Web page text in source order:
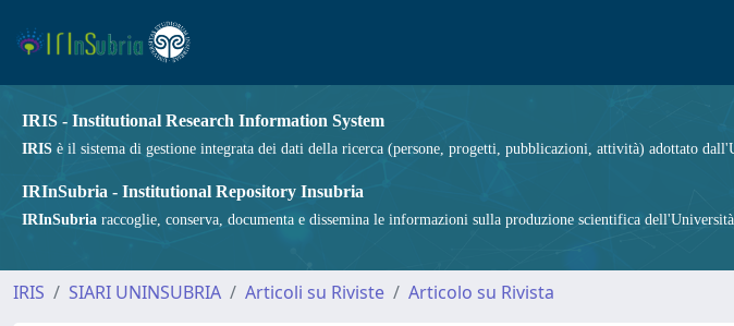
IRIS - Institutional Research Information System
IRIS è il sistema di gestione integrata dei dati della ricerca (persone, progetti, pubblicazioni, attività) adottato
IRInSubria - Institutional Repository Insubria
IRInSubria raccoglie, conserva, documenta e dissemina le informazioni sulla produzione scientifica
IRIS SIARI UNINSUBRIA Articoli su Riviste Articolo su Rivista